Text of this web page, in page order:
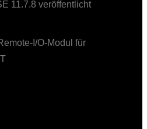
11.7.8 veröffentlicht
I/O-Modul für